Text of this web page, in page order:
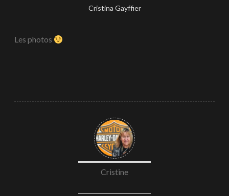
6
Cristina Gayffier
Les photos
Cristine